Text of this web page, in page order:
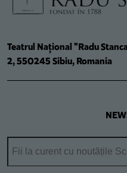
Teatrul Național "Radu
2, 550245 Sibiu, Romania